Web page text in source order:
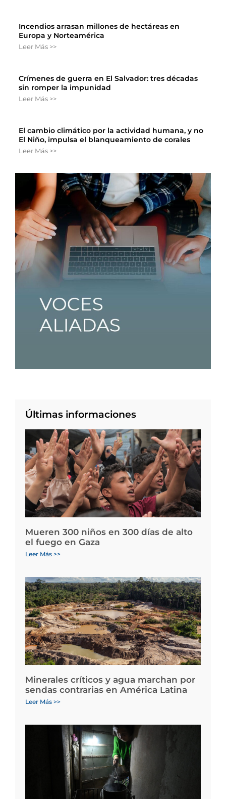
Incendios arrasan millones de hectáreas en
Europa y Norteamérica
Leer Más >>
Crímenes de guerra en El Salvador: tres décadas
sin romper la impunidad
Leer Más >>
El cambio climático por la actividad humana, y no
El Niño, impulsa el blanqueamiento de corales
Leer Más >>
Últimas informaciones
Mueren 300 niños en 300 días de alto
el fuego en Gaza
Leer Más >>
Minerales críticos y agua marchan por
sendas contrarias en América Latina
Leer Más >>